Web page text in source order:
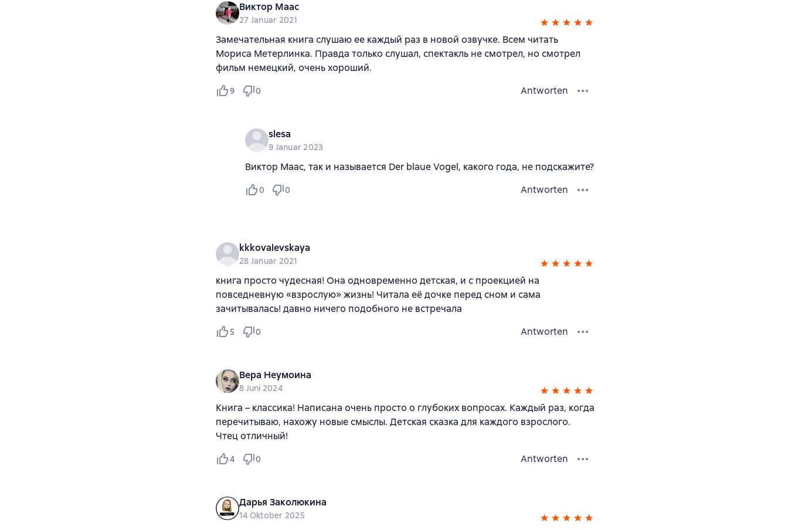
Виктор Маас
27 Januar 2021
Замечательная книга слушаю ее каждый раз в новой озвучке. Всем читать
Мориса Метерлинка. Правда только слушал, спектакль не смотрел, но смотрел
фильм немецкий, очень хороший.
9 0 Antworten
slesa
9 Januar 2023
Виктор Маас, так и называется Der blaue Vogel, какого года, не подскажите?
0 0 Antworten
kkkovalevskaya
28 Januar 2021
книга просто чудесная! Она одновременно детская, и с проекцией на
повседневную «взрослую» жизнь! Читала её дочке перед сном и сама
зачитывалась! давно ничего подобного не встречала
5 0 Antworten
Вера Неумоина
8 Juni 2024
Книга – классика! Написана очень просто о глубоких вопросах. Каждый раз, когда
перечитываю, нахожу новые смыслы. Детская сказка для каждого взрослого.
Чтец отличный!
4 0 Antworten
Дарья Заколюкина
14 Oktober 2025